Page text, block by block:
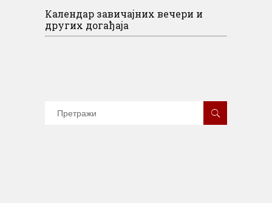
Календар завичајних вечери и
других догађаја